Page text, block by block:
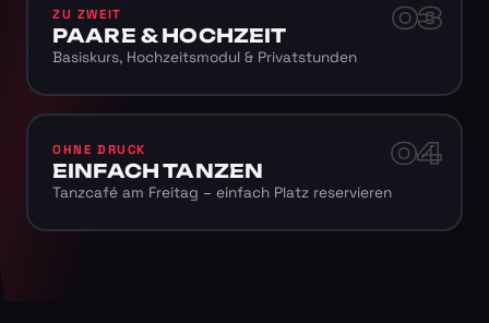
03
ZU ZWEIT
PAARE & HOCHZEIT
Basiskurs, Hochzeitsmodul & Privatstunden
04
OHNE DRUCK
EINFACH TANZEN
Tanzcafé am Freitag – einfach Platz reservieren